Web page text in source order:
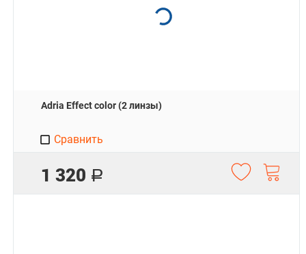
Adria Effect color (2 линзы)
1 320 Р
Сравнить